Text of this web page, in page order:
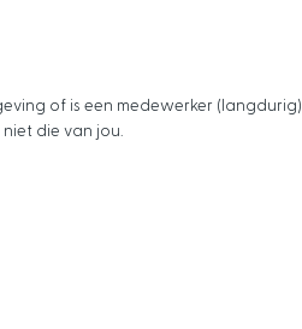
of is een medewerker (langdurig)
die van jou.